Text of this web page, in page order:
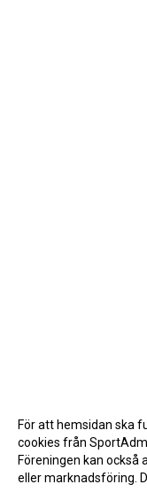
För att hemsidan ska
cookies från
Föreningen kan också
eller marknadsföring.